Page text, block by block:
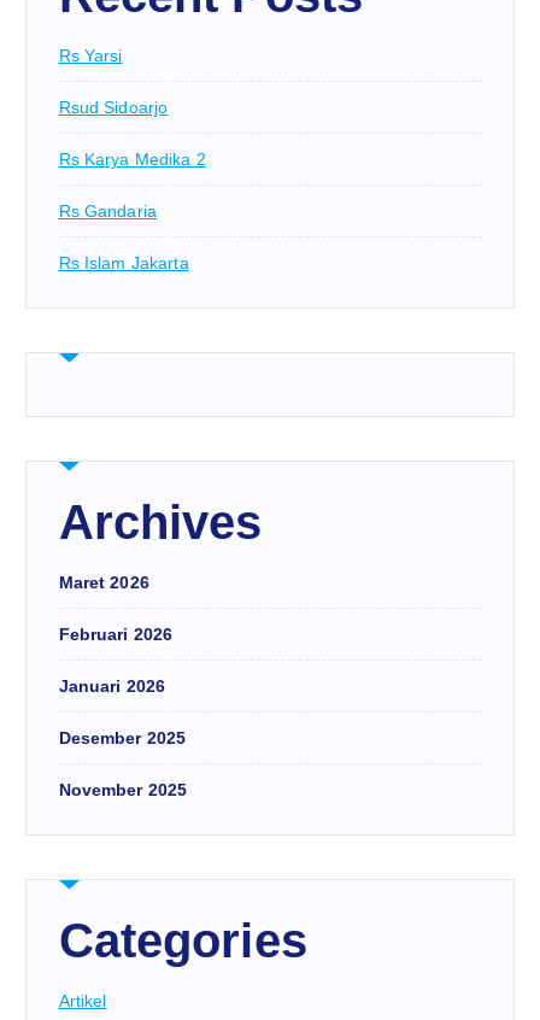
Rs Yarsi
Rsud Sidoarjo
Rs Karya Medika 2
Rs Gandaria
Rs Islam Jakarta
Archives
Maret 2026
Februari 2026
Januari 2026
Desember 2025
November 2025
Categories
Artikel